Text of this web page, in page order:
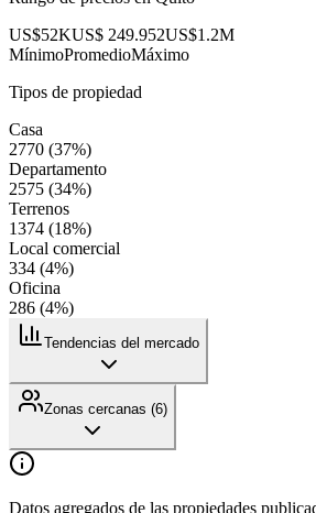
US$52KUS$ 249.952US$1.2M
MínimoPromedioMáximo
Tipos de propiedad
Casa
2770 (37%)
Departamento
2575 (34%)
Terrenos
1374 (18%)
Local comercial
334 (4%)
Oficina
286 (4%)
Tendencias del mercado
Zonas cercanas (6)
Datos agregados de las propiedades